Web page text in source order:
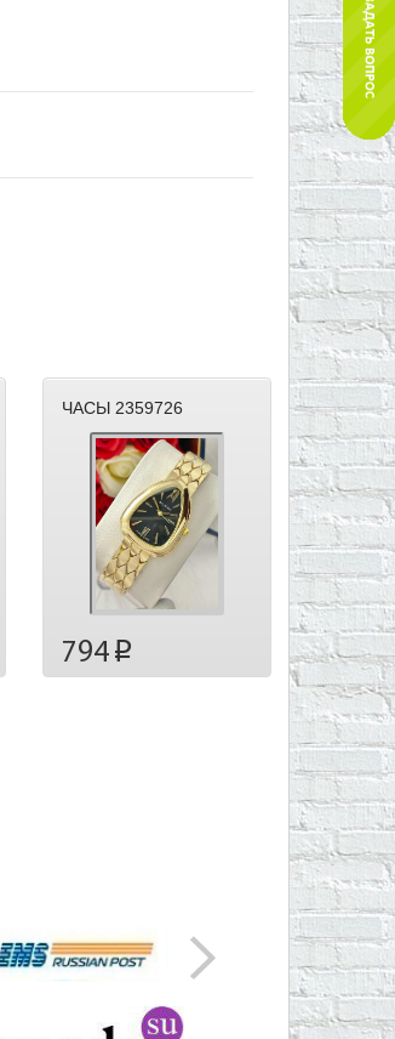
ЧАСЫ 2359726
794p